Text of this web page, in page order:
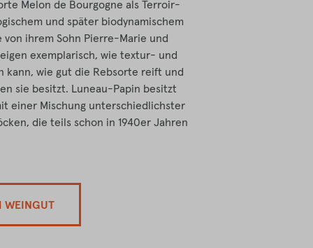
Melon de Bourgogne als Terroir-
und später biodynamischem
ihrem Sohn Pierre-Marie und
exemplarisch, wie textur- und
kann, wie gut die Rebsorte reift und
sie besitzt. Luneau-Papin besitzt
einer Mischung unterschiedlichster
die teils schon in 1940er Jahren
WEINGUT